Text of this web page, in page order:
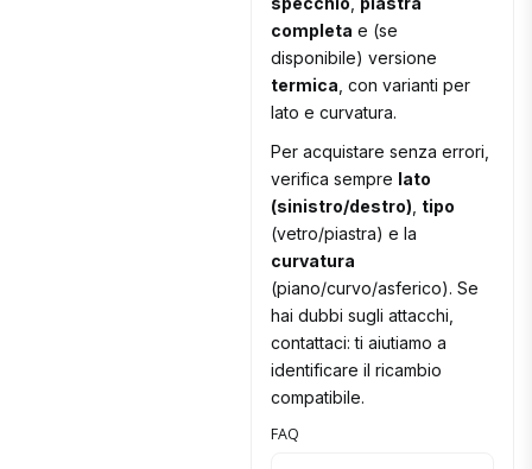
completa e (se
disponibile) versione
termica , con varianti per
lato e curvatura.
Per acquistare senza errori,
verifica sempre lato
(sinistro/destro) tipo
(vetro/piastra) e la
curvatura
(piano/curvo/asferico). Se
hai dubbi sugli attacchi,
contattaci: ti aiutiamo a
identificare il ricambio
compatibile.
FAQ